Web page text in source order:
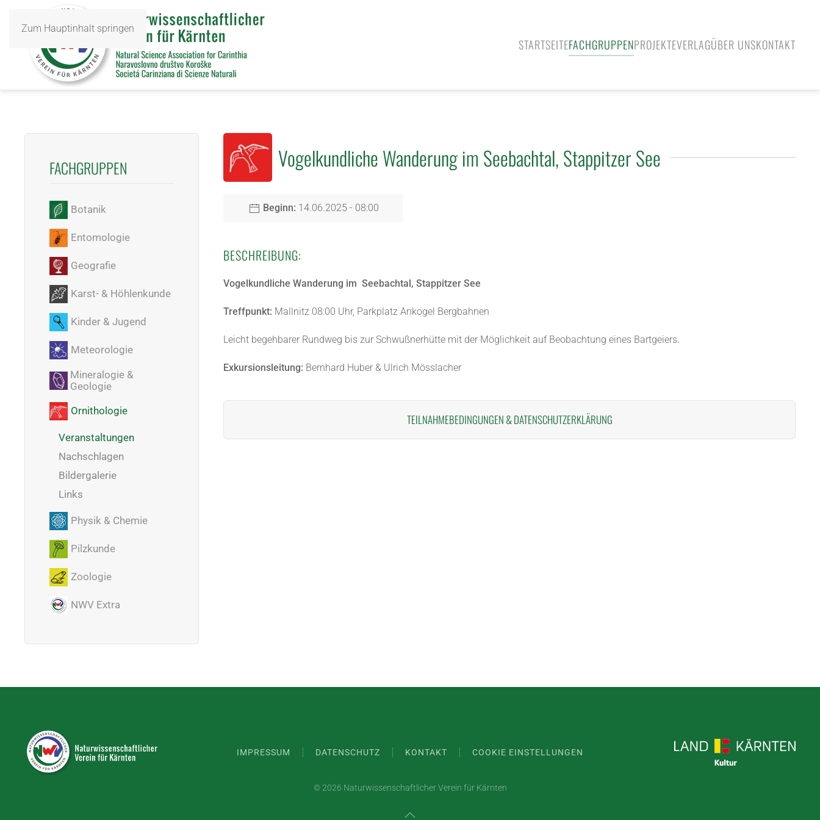
Zum Hauptinhalt springen
STARTSEITEFACHGRUPPENPROJEKTEVERLAGÜBER UNSKONTAKT
FACHGRUPPEN
Botanik
Entomologie
Geografie
Karst- & Höhlenkunde
Kinder & Jugend
Meteorologie
Mineralogie &
Geologie
Ornithologie
Veranstaltungen
Nachschlagen
Bildergalerie
Links
Physik & Chemie
Pilzkunde
Zoologie
NWV Extra
Vogelkundliche Wanderung im Seebachtal, Stappitzer See
Beginn: 14.06.2025 - 08:00
BESCHREIBUNG:
Vogelkundliche Wanderung im Seebachtal, Stappitzer See
Treffpunkt: Mallnitz 08:00 Uhr, Parkplatz Ankogel Bergbahnen
Leicht begehbarer Rundweg bis zur Schwußnerhütte mit der Möglichkeit auf Beobachtung eines Bartgeiers.
Exkursionsleitung: Bernhard Huber & Ulrich Mösslacher
TEILNAHMEBEDINGUNGEN &DATENSCHUTZERKLÄRUNG
IMPRESSUM DATENSCHUTZ KONTAKT COOKIE EINSTELLUNGEN
©2026 Naturwissenschaftlicher Verein für Kärnten